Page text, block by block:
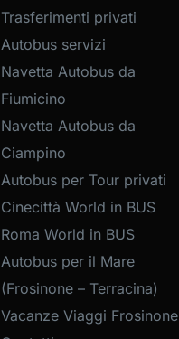
Trasferimenti privati
Autobus servizi
Navetta Autobus da
Fiumicino
Navetta Autobus da
Ciampino
Autobus per Tour privati
Cinecittà World in BUS
Roma World in BUS
Autobus per il Mare
(Frosinone – Terracina)
Vacanze Viaggi Frosinone